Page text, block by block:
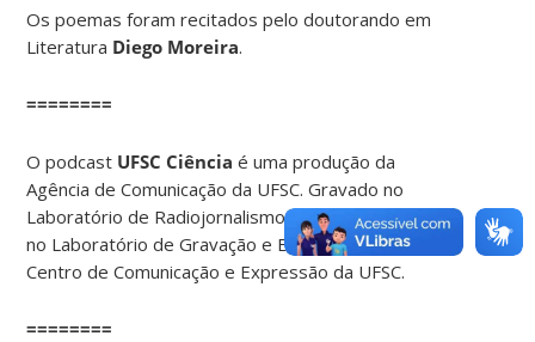
Os poemas foram recitados pelo doutorando em
Literatura Diego Moreira.
========
O podcast UFSC Ciência é uma produção da
Agência de Comunicação da UFSC. Gravado no
Laboratório de Radiojornalismo da UFSC e editado
no Laboratório de Gravação e Edição de Som do
Centro de Comunicação e Expressão da UFSC.
========